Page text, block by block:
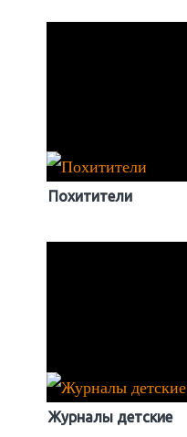
Похитители
Журналы детские